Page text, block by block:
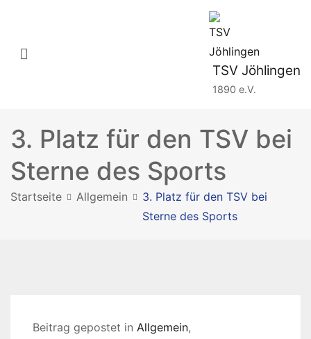
springen
TSV Jöhlingen
1890 e.V.
3. Platz für den TSV bei
Sterne des Sports
Startseite Allgemein
3. Platz für den TSV bei
Sterne des Sports
Beitrag gepostet in Allgemein,